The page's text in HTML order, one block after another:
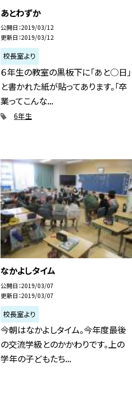
あとわずか
公開日 2019/03/12
更新日 2019/03/12
校長室より
６年生の教室の黒板下に「あと○日」
と書かれた紙が貼ってあります。「卒
業ってこんな...
6年生
なかよしタイム
公開日 2019/03/07
更新日 2019/03/07
校長室より
今朝はなかよしタイム。今年度最後
の交流学級とのかかわりです。上の
学年の子どもたち...